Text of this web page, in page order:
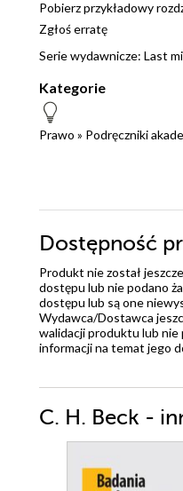
Pobierz przykładowy
Zgłoś erratę
Serie wydawnicze: Last
Kategorie
Prawo » Podręczniki
Dostępność
Produkt nie został
dostępu lub nie podano
dostępu lub są one
Wydawca/Dostawca
walidacji produktu lub nie
informacji na temat jego
C. H. Beck -